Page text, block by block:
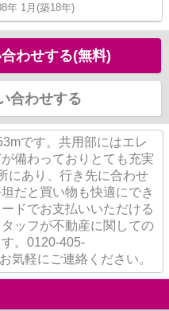
年 1月(築18年)
わせする(無料)
合わせする
です。共用部にはエレ
備わっておりとても充実
にあり、行き先に合わせ
だと買い物も快適にでき
ドでお支払いいただける
ッフが不動産に関しての
。0120-405-
気軽にご連絡ください。